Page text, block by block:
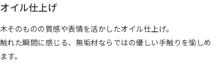
オイル仕上げ
木そのものの質感や表情を活かしたオイル仕上げ。
触れた瞬間に感じる、無垢材ならではの優しい手触りを愉しめ
ます。